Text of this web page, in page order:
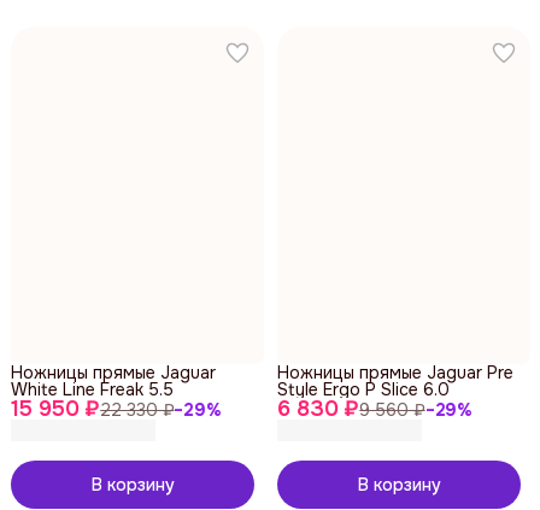
15 950 ₽22 330 ₽−29%
Ножницы прямые Jaguar
White Line Freak 5.5
В корзину
6 830 ₽9 560 ₽−29%
Ножницы прямые Jaguar Pre
Style Ergo P Slice 6.0
В корзину